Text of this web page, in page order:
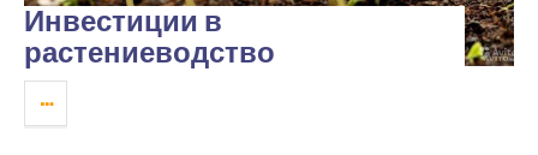
Инвестиции в
растениеводство